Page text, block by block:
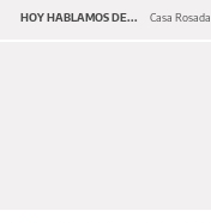
HOY HABLAMOS DE... Casa Rosada